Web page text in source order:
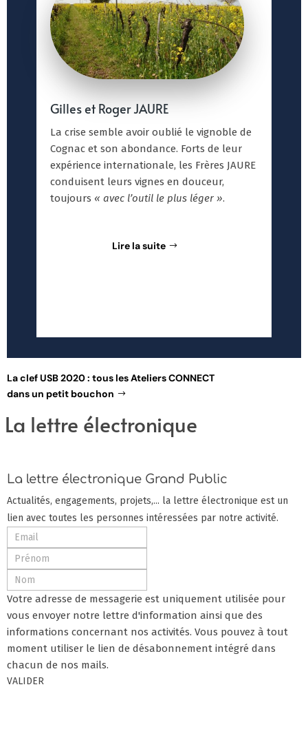
Gilles et Roger JAURE
La crise semble avoir oublié le vignoble de
Cognac et son abondance. Forts de leur
expérience internationale, les Frères JAURE
conduisent leurs vignes en douceur,
toujours « avec l’outil le plus léger ».
Lire la suite
La clef USB 2020 : tous les Ateliers CONNECT
dans un petit bouchon
La lettre électronique
La lettre électronique Grand Public
Actualités, engagements, projets,... la lettre électronique est un
lien avec toutes les personnes intéressées par notre activité.
Votre adresse de messagerie est uniquement utilisée pour
vous envoyer notre lettre d'information ainsi que des
informations concernant nos activités. Vous pouvez à tout
moment utiliser le lien de désabonnement intégré dans
chacun de nos mails.